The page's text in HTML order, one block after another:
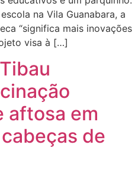
na Vila Guanabara, a
“significa mais inovações
visa à […]
aftosa em
de